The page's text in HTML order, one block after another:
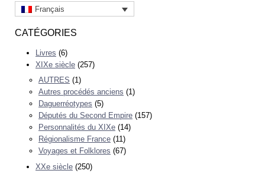
Français
CATÉGORIES
Livres (6)
XIXe siècle (257)
AUTRES (1)
Autres procédés anciens (1)
Daguerréotypes (5)
Députés du Second Empire (157)
Personnalités du XIXe (14)
Régionalisme France (11)
Voyages et Folklores (67)
XXe siècle (250)